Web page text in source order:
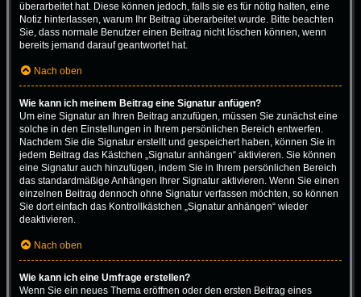
überarbeitet hat. Diese können jedoch, falls sie es für nötig halten, eine
Notiz hinterlassen, warum Ihr Beitrag überarbeitet wurde. Bitte beachten
Sie, dass normale Benutzer einen Beitrag nicht löschen können, wenn
bereits jemand darauf geantwortet hat.
Nach oben
Wie kann ich meinem Beitrag eine Signatur anfügen?
Um eine Signatur an Ihren Beitrag anzufügen, müssen Sie zunächst eine
solche in den Einstellungen in Ihrem persönlichen Bereich entwerfen.
Nachdem Sie die Signatur erstellt und gespeichert haben, können Sie in
jedem Beitrag das Kästchen „Signatur anhängen“ aktivieren. Sie können
eine Signatur auch hinzufügen, indem Sie in Ihrem persönlichen Bereich
das standardmäßige Anhängen Ihrer Signatur aktivieren. Wenn Sie einen
einzelnen Beitrag dennoch ohne Signatur verfassen möchten, so können
Sie dort einfach das Kontrollkästchen „Signatur anhängen“ wieder
deaktivieren.
Nach oben
Wie kann ich eine Umfrage erstellen?
Wenn Sie ein neues Thema eröffnen oder den ersten Beitrag eines